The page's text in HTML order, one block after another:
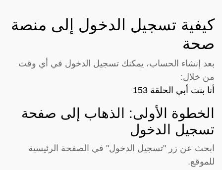
كيفية تسجيل الدخول إلى منصة
صحة
بعد إنشاء الحساب، يمكنك تسجيل الدخول في أي وقت
من خلال:
أنا بنت أبي الحلقة 153
الخطوة الأولى: الذهاب إلى صفحة
تسجيل الدخول
ابحث عن زر "تسجيل الدخول" في الصفحة الرئيسية
للموقع.